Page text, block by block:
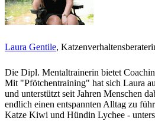
Laura Gentile,
Die Dipl. Mentaltrainerin bietet
Mit "Pfötchentraining" hat sich Laura
und unterstützt seit Jahren Menschen
endlich einen entspannten Alltag zu
Katze Kiwi und Hündin Lychee -